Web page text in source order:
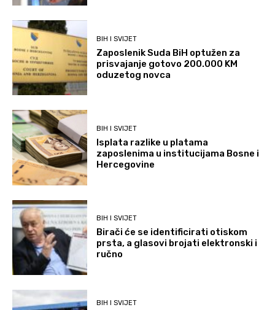
BIH I SVIJET
Zaposlenik Suda BiH optužen za
prisvajanje gotovo 200.000 KM
oduzetog novca
BIH I SVIJET
Isplata razlike u platama
zaposlenima u institucijama Bosne i
Hercegovine
BIH I SVIJET
Birači će se identificirati otiskom
prsta, a glasovi brojati elektronski i
ručno
BIH I SVIJET